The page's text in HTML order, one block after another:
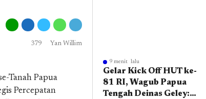
379 Yan Willim
Tanah Papua
Percepatan
9 menit lalu
Gelar Kick Off HUT ke-
81 RI, Wagub Papua
Tengah Deinas Geley: